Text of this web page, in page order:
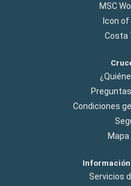
MSC
Icon
Costa
Condiciones
Servicios